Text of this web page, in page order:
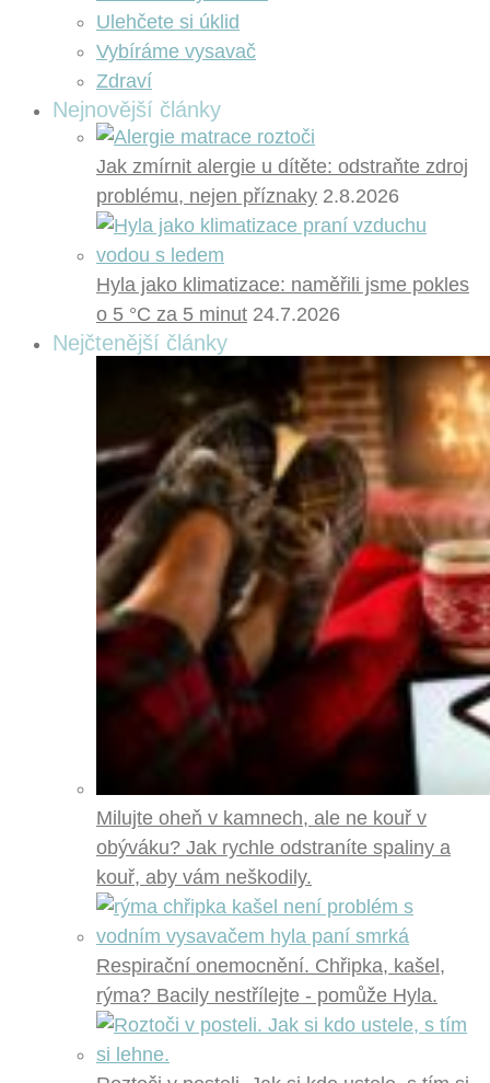
Ulehčete si úklid
Vybíráme vysavač
Zdraví
Nejnovější články
Jak zmírnit alergie u dítěte: odstraňte zdroj
problému, nejen příznaky 2.8.2026
Hyla jako klimatizace: naměřili jsme pokles
o 5 °C za 5 minut 24.7.2026
Nejčtenější články
Milujte oheň v kamnech, ale ne kouř v
obýváku? Jak rychle odstraníte spaliny a
kouř, aby vám neškodily.
Respirační onemocnění. Chřipka, kašel,
rýma? Bacily nestřílejte - pomůže Hyla.